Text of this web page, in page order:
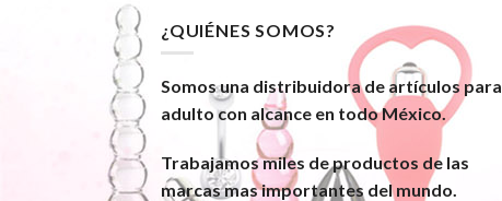
¿QUIÉNES SOMOS?
Somos una distribuidora de artículos para
adulto con alcance en todo México.
Trabajamos miles de productos de las
marcas mas importantes del mundo.